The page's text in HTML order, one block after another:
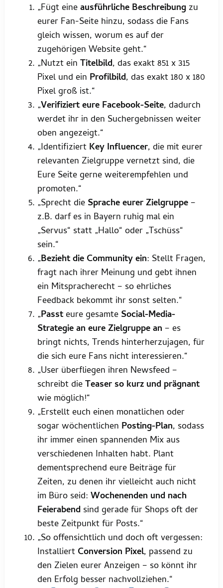
„Fügt eineausführliche Beschreibung zu
eurer Fan-Seite hinzu, sodass die Fans
gleich wissen, worum es auf der
zugehörigen Website geht.“
„Nutzt ein Titelbild, das exakt 851 x 315
Pixel und ein Profilbild, das exakt 180 x 180
Pixel groß ist.“
„Verifiziert eure Facebook-Seite, dadurch
werdet ihr in den Suchergebnissen weiter
oben angezeigt.“
„Identifiziert Key Influencer, die mit eurer
relevanten Zielgruppe vernetzt sind, die
Eure Seite gerne weiterempfehlen und
promoten.“
„Sprecht die Sprache eurer Zielgruppe –
z.B. darf es in Bayern ruhig mal ein
„Servus“ statt „Hallo“ oder „Tschüss“
sein.“
„Bezieht die Community ein: Stellt Fragen,
fragt nach ihrer Meinung und gebt ihnen
ein Mitspracherecht – so ehrliches
Feedback bekommt ihr sonst selten.“
„Passteure gesamte Social-Media-
Strategie an eure Zielgruppe an – es
bringt nichts, Trends hinterherzujagen, für
die sich eure Fans nicht interessieren.“
„User überfliegen ihren Newsfeed –
schreibt dieTeaser so kurz und prägnant
wie möglich!“
„Erstellt euch einen monatlichen oder
sogar wöchentlichen Posting-Plan, sodass
ihr immer einen spannenden Mix aus
verschiedenen Inhalten habt. Plant
dementsprechend eure Beiträge für
Zeiten, zu denen ihr vielleicht auch nicht
im Büro seid: Wochenenden und nach
Feierabend sind gerade für Shops oft der
beste Zeitpunkt für Posts.“
„So offensichtlich und doch oft vergessen:
Installiert Conversion Pixel, passend zu
den Zielen eurer Anzeigen – so könnt ihr
den Erfolg besser nachvollziehen.“